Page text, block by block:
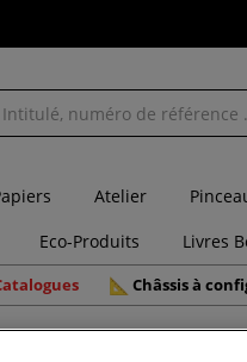
Atelier
Eco-Produits Livres
Châssis à
coton Toile enduite en 100%